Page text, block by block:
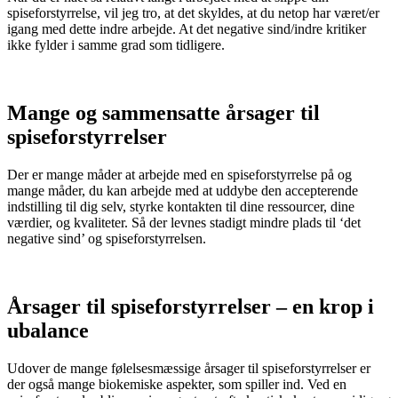
spiseforstyrrelse, vil jeg tro, at det skyldes, at du netop har været/er
igang med dette indre arbejde. At det negative sind/indre kritiker
ikke fylder i samme grad som tidligere.
Mange og sammensatte årsager til
spiseforstyrrelser
Der er mange måder at arbejde med en spiseforstyrrelse på og
mange måder, du kan arbejde med at uddybe den accepterende
indstilling til dig selv, styrke kontakten til dine ressourcer, dine
værdier, og kvaliteter. Så der levnes stadigt mindre plads til ‘det
negative sind’ og spiseforstyrrelsen.
Årsager til spiseforstyrrelser – en krop i
ubalance
Udover de mange følelsesmæssige årsager til spiseforstyrrelser er
der også mange biokemiske aspekter, som spiller ind. Ved en